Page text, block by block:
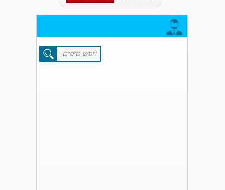
כל הטיפים מאת ד"ר מקסים גורביץ'